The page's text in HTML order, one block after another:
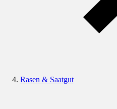
Rasen & Saatgut